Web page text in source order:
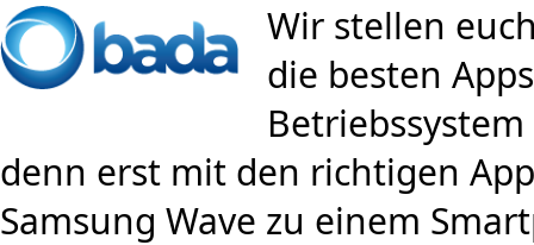
Wir stellen
die besten
denn erst mit den richtigen
Samsung Wave zu einem